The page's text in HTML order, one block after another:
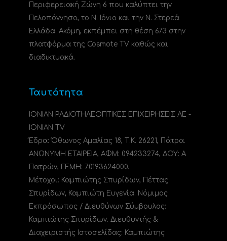
Περιφερειακή Ζώνη 6 που καλύπτει την
Πελοπόννησο, το N. Ιόνιο και την Ν. Στερεά
Ελλάδα. Ακόμη, εκπέμπει στη θέση 673 στην
πλατφόρμα της Cosmote TV καθώς και
διαδικτυακά.
Ταυτότητα
ΙΟΝΙΑΝ ΡΑΔΙΟΤΗΛΕΟΠΤΙΚΕΣ ΕΠΙΧΕΙΡΗΣΕΙΣ ΑΕ -
IONIAN TV
Έδρα: Όθωνος Αμαλίας 18, Τ.Κ. 26221, Πάτρα.
ΑΝΩΝΥΜΗ ΕΤΑΙΡΕΙΑ, ΑΦΜ: 094233274, ΔΟΥ: A
Πατρών, ΓΕΜΗ: 70193624000.
Μέτοχοι: Καμπιώτης Σπυρίδων, Πέττας
Σπυρίδων, Καμπιώτη Ευγενία. Νόμιμος
Εκπρόσωπος / Διευθύνων Σύμβουλος:
Καμπιώτης Σπυρίδων. Διευθυντής &
Διαχειριστής Ιστοσελίδας: Καμπιώτης